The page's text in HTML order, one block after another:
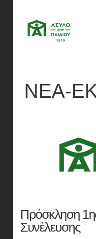
ΝΕΑ-
Πρόσκληση
Συνέλευσης